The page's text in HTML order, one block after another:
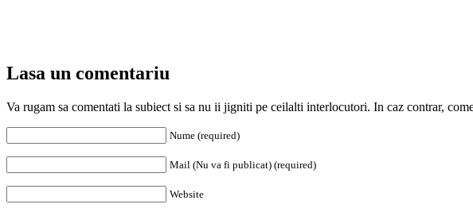
Lasa un comentariu
Va rugam sa comentati la subiect si sa nu ii jigniti pe ceilalti interlocutori. In caz contrar,
Nume (required)
Mail (Nu va fi publicat) (required)
Website